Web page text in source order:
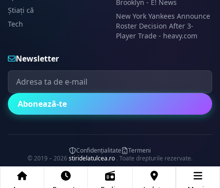
Știați că
Tech
Brooklyn - E! News
New York Yankees Announce
Roster Decision After 3-
Player Trade - heavy.com
Newsletter
Abonează-te
Confidențialitate
Termeni
© 2019 – 2026 stiridelatulcea.ro . Toate drepturile rezervate.